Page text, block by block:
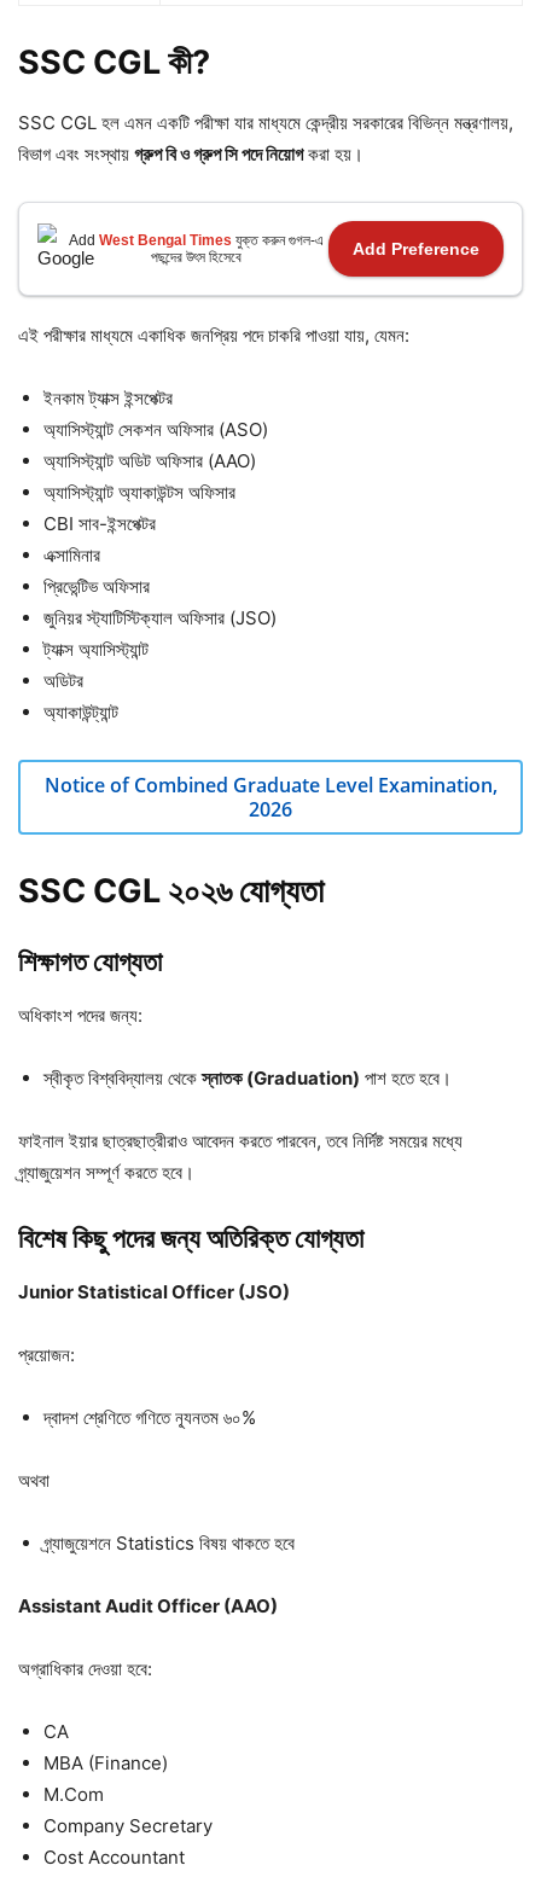
SSC CGL কী?
SSC CGL হল এমন একটি পরীক্ষা যার মাধ্যমে কেন্দ্রীয় সরকারের বিভিন্ন মন্ত্রণালয়,
বিভাগ এবং সংস্থায় গ্রুপ বি ও গ্রুপ সি পদে নিয়োগকরা হয়।
Add West Bengal Times যুক্ত করুন গুগল-এ
পছন্দের উৎস হিসেবে
Add Preference
এই পরীক্ষার মাধ্যমে একাধিক জনপ্রিয় পদে চাকরি পাওয়া যায়, যেমন:
ইনকাম ট্যাক্স ইন্সপেক্টর
অ্যাসিস্ট্যান্ট সেকশন অফিসার (ASO)
অ্যাসিস্ট্যান্ট অডিট অফিসার (AAO)
অ্যাসিস্ট্যান্ট অ্যাকাউন্টস অফিসার
CBI সাব-ইন্সপেক্টর
এক্সামিনার
প্রিভেন্টিভ অফিসার
জুনিয়র স্ট্যাটিস্টিক্যাল অফিসার (JSO)
ট্যাক্স অ্যাসিস্ট্যান্ট
অডিটর
অ্যাকাউন্ট্যান্ট
Notice of Combined Graduate Level Examination,
2026
SSC CGL ২০২৬ যোগ্যতা
শিক্ষাগত যোগ্যতা
অধিকাংশ পদের জন্য:
স্বীকৃত বিশ্ববিদ্যালয় থেকেস্নাতক (Graduation) পাশ হতে হবে।
ফাইনাল ইয়ার ছাত্রছাত্রীরাও আবেদন করতে পারবেন, তবে নির্দিষ্ট সময়ের মধ্যে
গ্র্যাজুয়েশন সম্পূর্ণ করতে হবে।
বিশেষ কিছু পদের জন্য অতিরিক্ত যোগ্যতা
Junior Statistical Officer (JSO)
প্রয়োজন:
দ্বাদশ শ্রেণিতে গণিতে ন্যূনতম ৬০%
অথবা
গ্র্যাজুয়েশনে Statistics বিষয় থাকতে হবে
Assistant Audit Officer (AAO)
অগ্রাধিকার দেওয়া হবে:
CA
MBA (Finance)
M.Com
Company Secretary
Cost Accountant